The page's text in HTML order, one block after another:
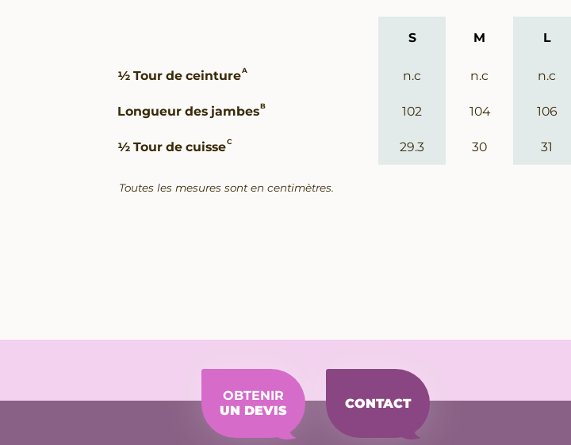
des
S M L
½ Tour de ceintureA n.c n.c n.c
Longueur des jambesB 102 104 106
½ Tour de cuisseC 29.3 30 31
Toutes les mesures sont en centimètres.
OBTENIR
UN DEVIS
CONTACT